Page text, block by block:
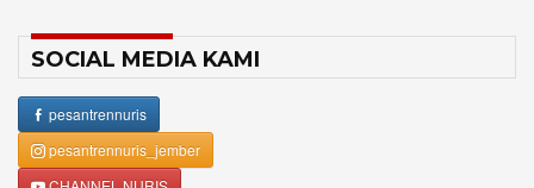
SOCIAL MEDIA KAMI
pesantrennuris
pesantrennuris_jember